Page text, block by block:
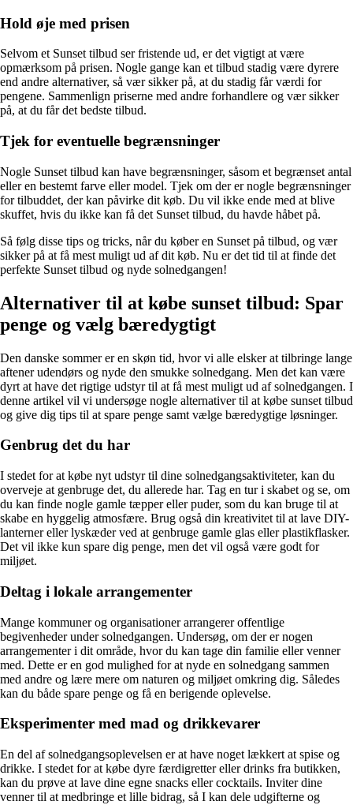
Hold øje med prisen
Selvom et Sunset tilbud ser fristende ud, er det vigtigt at være
opmærksom på prisen. Nogle gange kan et tilbud stadig være dyrere
end andre alternativer, så vær sikker på, at du stadig får værdi for
pengene. Sammenlign priserne med andre forhandlere og vær sikker
på, at du får det bedste tilbud.
Tjek for eventuelle begrænsninger
Nogle Sunset tilbud kan have begrænsninger, såsom et begrænset antal
eller en bestemt farve eller model. Tjek om der er nogle begrænsninger
for tilbuddet, der kan påvirke dit køb. Du vil ikke ende med at blive
skuffet, hvis du ikke kan få det Sunset tilbud, du havde håbet på.
Så følg disse tips og tricks, når du køber en Sunset på tilbud, og vær
sikker på at få mest muligt ud af dit køb. Nu er det tid til at finde det
perfekte Sunset tilbud og nyde solnedgangen!
Alternativer til at købe sunset tilbud: Spar
penge og vælg bæredygtigt
Den danske sommer er en skøn tid, hvor vi alle elsker at tilbringe lange
aftener udendørs og nyde den smukke solnedgang. Men det kan være
dyrt at have det rigtige udstyr til at få mest muligt ud af solnedgangen. I
denne artikel vil vi undersøge nogle alternativer til at købe sunset tilbud
og give dig tips til at spare penge samt vælge bæredygtige løsninger.
Genbrug det du har
I stedet for at købe nyt udstyr til dine solnedgangsaktiviteter, kan du
overveje at genbruge det, du allerede har. Tag en tur i skabet og se, om
du kan finde nogle gamle tæpper eller puder, som du kan bruge til at
skabe en hyggelig atmosfære. Brug også din kreativitet til at lave DIY-
lanterner eller lyskæder ved at genbruge gamle glas eller plastikflasker.
Det vil ikke kun spare dig penge, men det vil også være godt for
miljøet.
Deltag i lokale arrangementer
Mange kommuner og organisationer arrangerer offentlige
begivenheder under solnedgangen. Undersøg, om der er nogen
arrangementer i dit område, hvor du kan tage din familie eller venner
med. Dette er en god mulighed for at nyde en solnedgang sammen
med andre og lære mere om naturen og miljøet omkring dig. Således
kan du både spare penge og få en berigende oplevelse.
Eksperimenter med mad og drikkevarer
En del af solnedgangsoplevelsen er at have noget lækkert at spise og
drikke. I stedet for at købe dyre færdigretter eller drinks fra butikken,
kan du prøve at lave dine egne snacks eller cocktails. Inviter dine
venner til at medbringe et lille bidrag, så I kan dele udgifterne og